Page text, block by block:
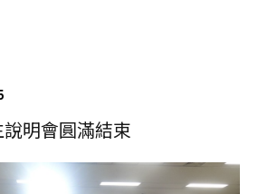
明會圓滿結束